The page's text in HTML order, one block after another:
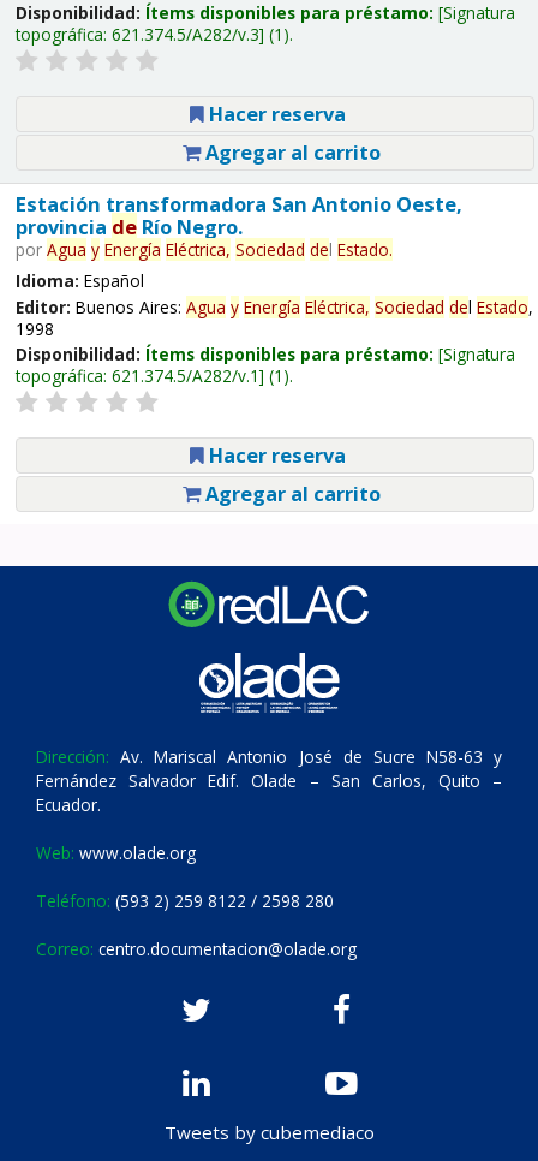
Disponibilidad: Ítems disponibles para préstamo: Signatura
topográfica: 621.374.5/A282/v.3 (1).
Hacer reserva
Agregar al carrito
Estación transformadora San Antonio Oeste,
provincia deRío Negro.
por Agua y Energía Eléctrica, Sociedad del Estado.
Idioma: Español
Editor: Buenos Aires: Agua y Energía Eléctrica, Sociedad del Estado,
1998
Disponibilidad: Ítems disponibles para préstamo: Signatura
topográfica: 621.374.5/A282/v.1 (1).
Hacer reserva
Agregar al carrito
Dirección: Av. Mariscal Antonio José de Sucre N58-63 y
Fernández Salvador Edif. Olade – San Carlos, Quito –
Ecuador.
Web: www.olade.org
Teléfono: (593 2) 259 8122 / 2598 280
Correo: centro.documentacion@olade.org
Tweets by cubemediaco